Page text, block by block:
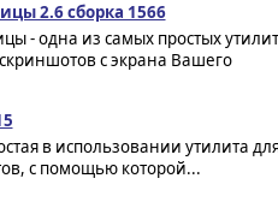
2.6 сборка 1566
- одна из самых простых
с экрана Вашего
в использовании утилита
с помощью которой...